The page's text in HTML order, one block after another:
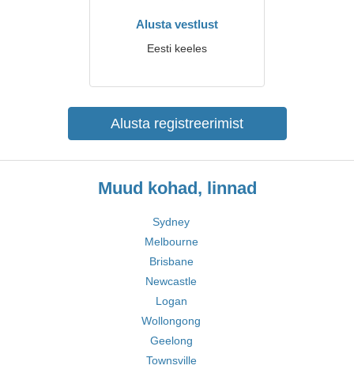
Alusta vestlust
Eesti keeles
Alusta registreerimist
Muud kohad, linnad
Sydney
Melbourne
Brisbane
Newcastle
Logan
Wollongong
Geelong
Townsville